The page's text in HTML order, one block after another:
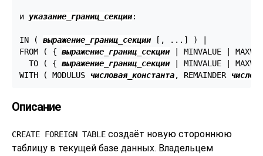
и указание_границ_секции:
IN ( выражение_границ_секции [, ...] ) |
FROM ( { выражение_границ_секции | MINVALUE |
  TO ( {
выражение_границ_секции | MINVALUE |
WITH ( MODULUS
числовая_константа, REMAINDER
Описание
CREATE FOREIGN TABLE создаёт новую стороннюю
таблицу в текущей базе данных. Владельцем